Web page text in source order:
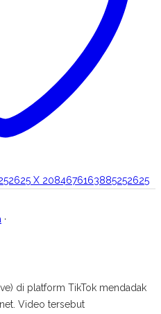
X 2084676163885252625
·
di platform TikTok mendadak
Video tersebut